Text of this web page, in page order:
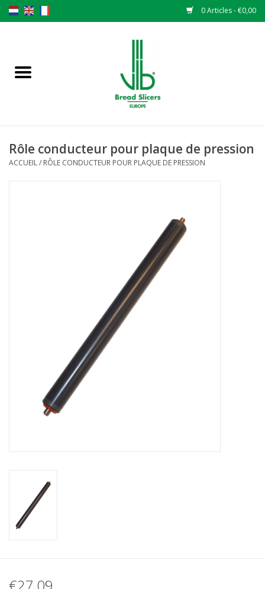
0 Articles - €0,00
Couteaux originaux VLB lames
Rôle conducteur pour plaque de pression
ACCUEIL/ RÔLE CONDUCTEUR POUR PLAQUE DE PRESSION